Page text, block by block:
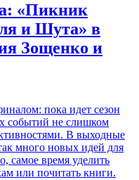
«Пикник
и Шута» в
Зощенко и
пока идет сезон
событий не слишком
В выходные
много новых идей для
самое время уделить
или почитать книги.